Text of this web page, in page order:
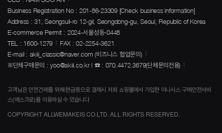
Business Registration No : 201-86-23309 [Check business information]
Address : 31, Seongsuil-ro 12-gil, Seongdong-gu, Seoul, Republic of Korea
E-commerce Permit : 2024-서울성동-0448
TEL : 1600-1279
FAX : 02-2254-3621
E-mail : akiii_classic@naver.com (비즈니스 협업문의)
※단체구매문의 : yoo@akiii.co.kr | ☎ : 070.4472.3679(단체문의전용)
고객님은 안전건래를 위해 현금등으로 결제시 저희 쇼핑몰에서 가입한 이니시스 구매안전서비
스(에스크로)를 이용하실 수 있습니다
COPYRIGHT ALLWEMAKEIS CO.LTD. ALL RIGHTS RESERVED.